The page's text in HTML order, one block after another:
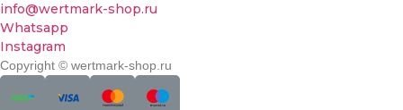
info@wertmark-shop.ru
Whatsapp
Instagram
Copyright © wertmark-shop.ru